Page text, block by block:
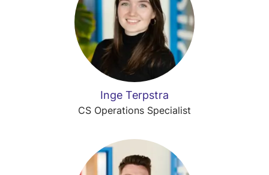
Inge Terpstra
CS Operations Specialist